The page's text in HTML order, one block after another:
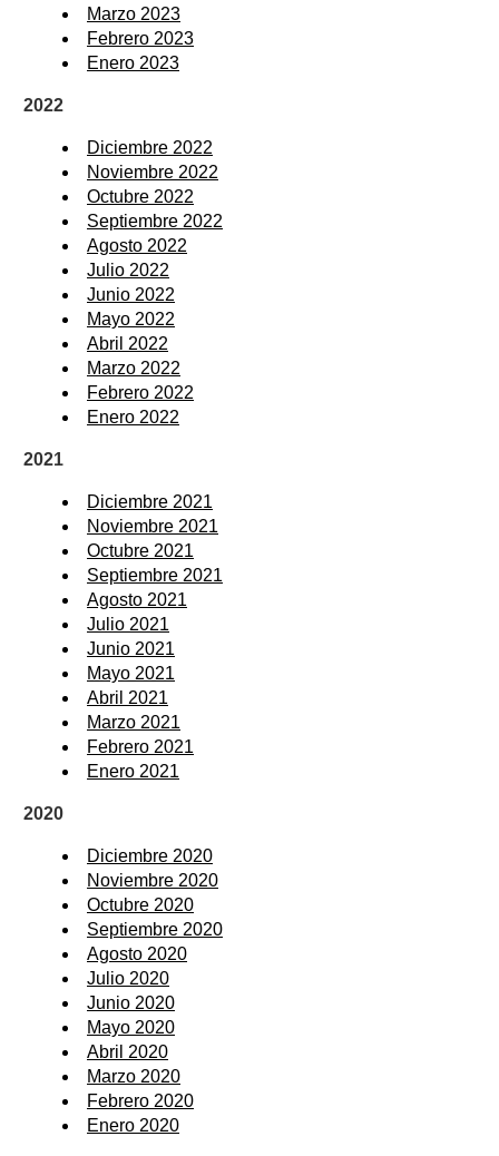
Marzo 2023
Febrero 2023
Enero 2023
2022
Diciembre 2022
Noviembre 2022
Octubre 2022
Septiembre 2022
Agosto 2022
Julio 2022
Junio 2022
Mayo 2022
Abril 2022
Marzo 2022
Febrero 2022
Enero 2022
2021
Diciembre 2021
Noviembre 2021
Octubre 2021
Septiembre 2021
Agosto 2021
Julio 2021
Junio 2021
Mayo 2021
Abril 2021
Marzo 2021
Febrero 2021
Enero 2021
2020
Diciembre 2020
Noviembre 2020
Octubre 2020
Septiembre 2020
Agosto 2020
Julio 2020
Junio 2020
Mayo 2020
Abril 2020
Marzo 2020
Febrero 2020
Enero 2020